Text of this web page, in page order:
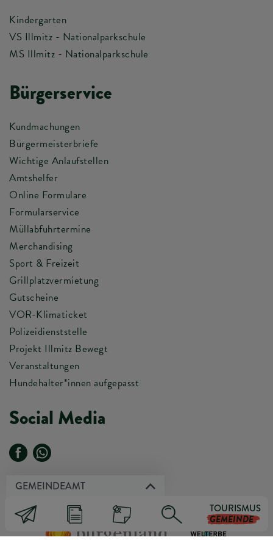
GEMEINDEAMT
KONTAKT & ÖFFNUNGSZEITEN
MELDEAMT
Kindergarten
VS Illmitz - Nationalparkschule
MS Illmitz - Nationalparkschule
Bürgerservice
Kundmachungen
Bürgermeisterbriefe
Wichtige Anlaufstellen
Amtshelfer
Online Formulare
Formularservice
Müllabfuhrtermine
Merchandising
Sport & Freizeit
Grillplatzvermietung
Gutscheine
VOR-Klimaticket
Polizeidienststelle
Projekt Illmitz Bewegt
Veranstaltungen
Hundehalter*innen aufgepasst
Social Media
TOURISMUS
GEMEINDE